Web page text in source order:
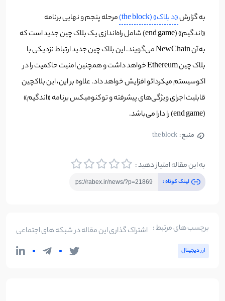
به گزارش«د بلاک» (the block)
مرحله پنجم و نهایی برنامه
«اندگیم» (end game) شامل راه‌اندازی یک بلاک چین جدید است که
به آن NewChain می‌گویند. این بلاک چین جدید ارتباط نزدیکی با
بلاک چین Ethereum خواهد داشت و همچنین امنیت حاکمیت را در
اکوسیستم میکردائو افزایش خواهد داد. علاوه بر این، این بلاکچین
قابلیت اجرای ویژگی‌های پیشرفته و توکنومیکس برنامه «اندگیم»
(end game) را دارا می‌باشد.
منبع : the block
به این مقاله امتیاز دهید :
لینک کوتاه :
برچسب های مرتبط :
ارز دیجیتال
اشتراک گذاری این مقاله در شبکه های اجتماعی